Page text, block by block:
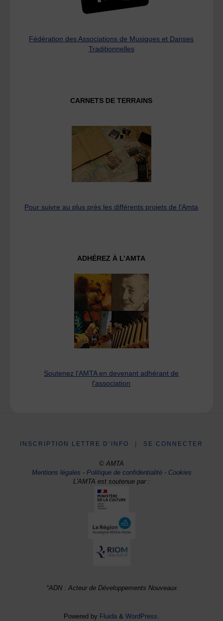
Fédération des Associations de Musiques et Danses
Traditionnelles
CARNETS DE TERRAINS
Pour suivre au plus près les différents projets de l’Amta
ADHÉREZ À L’AMTA
Soutenez l'AMTA en devenant adhérant de
l'association
INSCRIPTION LETTRE D’INFO SE CONNECTER
© AMTA
Mentions légales -Politique de confidentialité- Cookies
L'AMTA est soutenue par :
*ADN : Acteur de Développements Nouveaux
Powered by Fluida & WordPress.